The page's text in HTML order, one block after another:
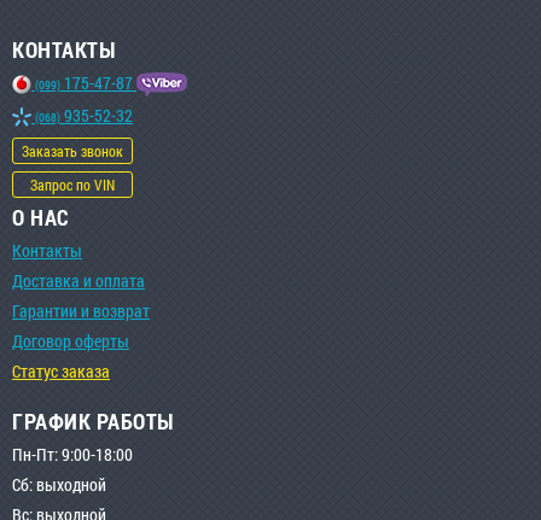
КОНТАКТЫ
(099) 175-47-87
(068) 935-52-32
Заказать звонок
Запрос по VIN
О НАС
Контакты
Доставка и оплата
Гарантии и возврат
Договор оферты
Статус заказа
ГРАФИК РАБОТЫ
Пн-Пт: 9:00-18:00
Сб: выходной
Вс: выходной